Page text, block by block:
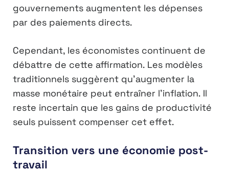
gouvernements augmentent les dépenses
par des paiements directs.
Cependant, les économistes continuent de
débattre de cette affirmation. Les modèles
traditionnels suggèrent qu’augmenter la
masse monétaire peut entraîner l’inflation. Il
reste incertain que les gains de productivité
seuls puissent compenser cet effet.
Transition vers une économie post-
travail